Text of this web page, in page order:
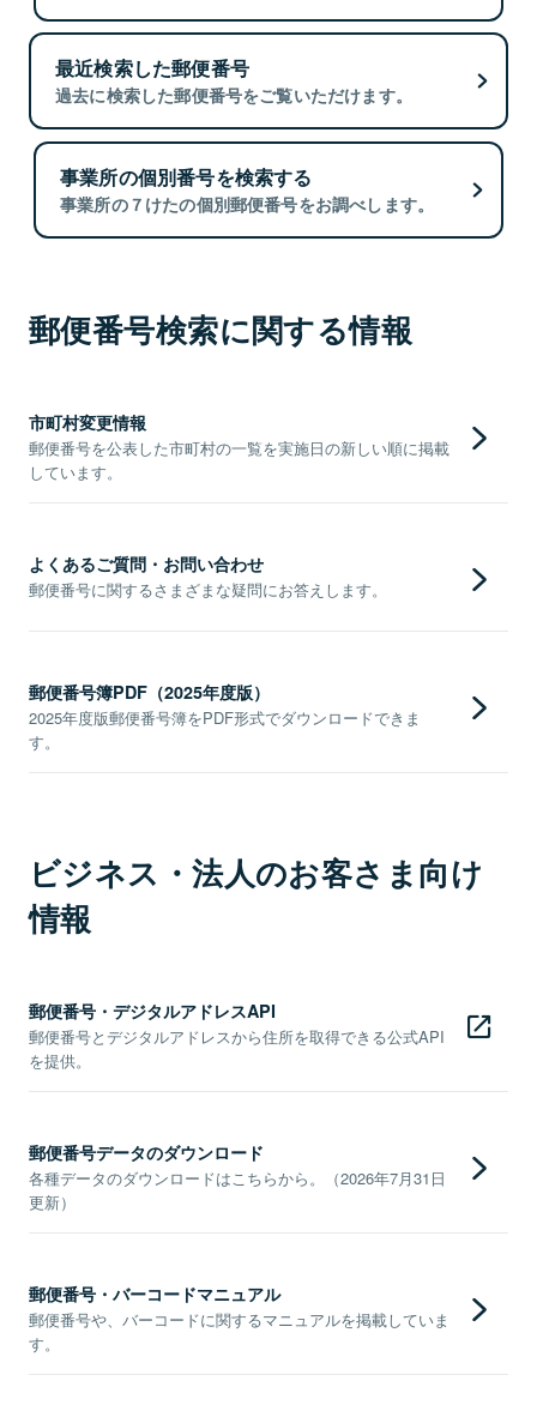
最近検索した郵便番号
過去に検索した郵便番号をご覧いただけます。
事業所の個別番号を検索する
事業所の７けたの個別郵便番号をお調べします。
郵便番号検索に関する情報
市町村変更情報
郵便番号を公表した市町村の一覧を実施日の新しい順に掲載
しています。
よくあるご質問・お問い合わせ
郵便番号に関するさまざまな疑問にお答えします。
郵便番号簿PDF（2025年度版）
2025年度版郵便番号簿をPDF形式でダウンロードできま
す。
ビジネス・法人のお客さま向け
情報
郵便番号・デジタルアドレスAPI
郵便番号とデジタルアドレスから住所を取得できる公式API
を提供。
郵便番号データのダウンロード
各種データのダウンロードはこちらから。（2026年7月31日
更新）
郵便番号・バーコードマニュアル
郵便番号や、バーコードに関するマニュアルを掲載していま
す。